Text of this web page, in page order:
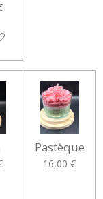
panier
Pastèque
16,00 €